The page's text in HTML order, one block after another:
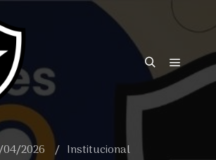
2026 Institucional